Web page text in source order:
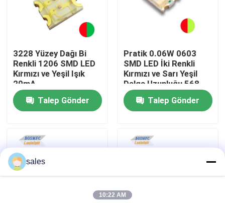
VR Gösterisi
Fabrika turu
Kalite kontrol
Bize ulaşın
Haberler
3228 Yüzey Dağı Bi
Renkli 1206 SMD LED
Kırmızı ve Yeşil Işık
20mA
Talep Gönder
Pratik 0.06W 0603
SMD LED İki Renkli
Kırmızı ve Sarı Yeşil
Dalga Uzunluğu 568-
576nm 1615
Talep Gönder
sales
10:22 AM